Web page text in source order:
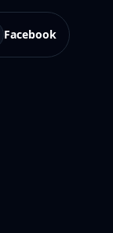
Facebook